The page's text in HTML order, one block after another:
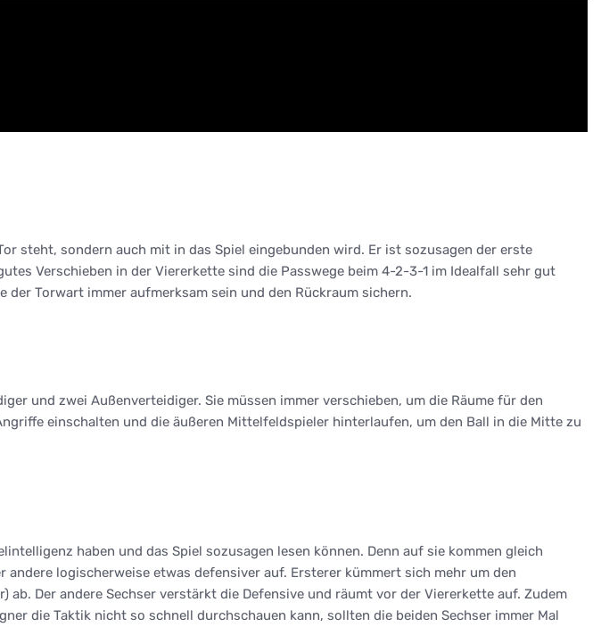
steht, sondern auch mit in das Spiel eingebunden wird. Er ist sozusagen der erste
Verschieben in der Viererkette sind die Passwege beim 4-2-3-1 im Idealfall sehr gut
Torwart immer aufmerksam sein und den Rückraum sichern.
und zwei Außenverteidiger. Sie müssen immer verschieben, um die Räume für den
einschalten und die äußeren Mittelfeldspieler hinterlaufen, um den Ball in die Mitte zu
haben und das Spiel sozusagen lesen können. Denn auf sie kommen gleich
logischerweise etwas defensiver auf. Ersterer kümmert sich mehr um den
Der andere Sechser verstärkt die Defensive und räumt vor der Viererkette auf. Zudem
die Taktik nicht so schnell durchschauen kann, sollten die beiden Sechser immer Mal